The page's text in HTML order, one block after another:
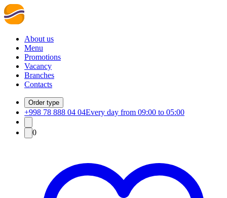
About us
Menu
Promotions
Vacancy
Branches
Contacts
Order type
+998 78 888 04 04Every day from 09:00 to 05:00
0